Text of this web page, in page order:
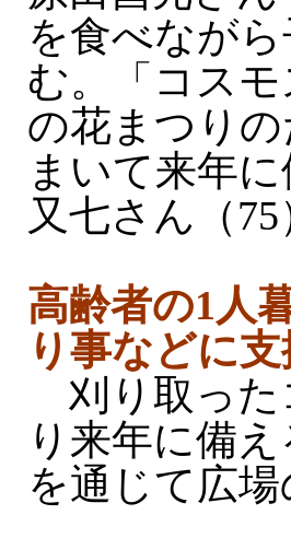
を食べなが
む。「コス
の花まつり
まいて来年
又七さん（75
高齢者の1人
り事などに支
刈り取った
り来年に備
を通じて広